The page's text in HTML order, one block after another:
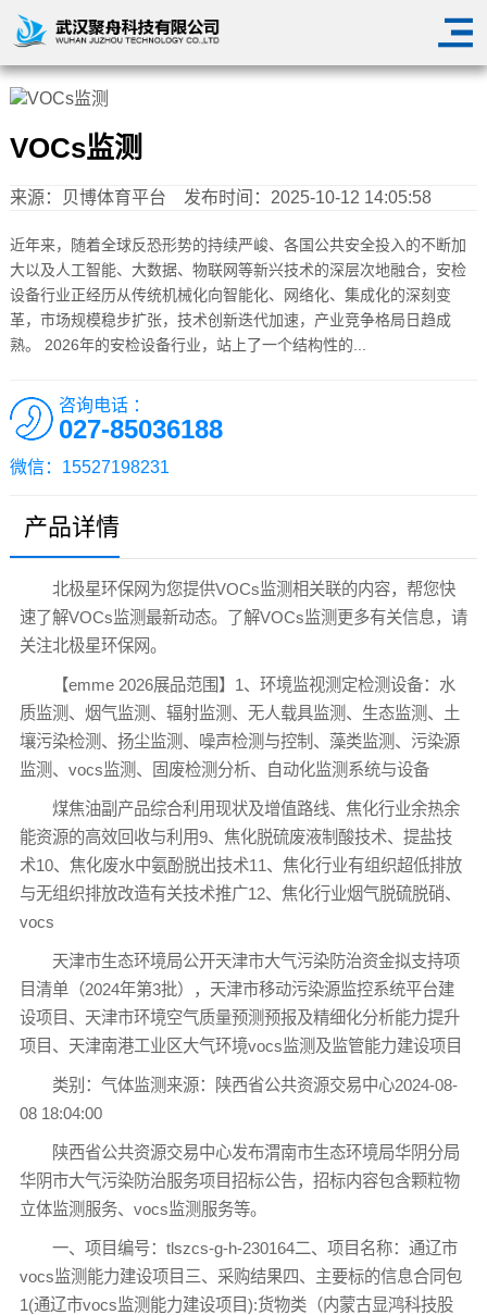
VOCs监测
来源： 贝博体育平台 发布时间：2025-10-12 14:05:58
近年来，随着全球反恐形势的持续严峻、各国公共安全投入的不断加
大以及人工智能、大数据、物联网等新兴技术的深层次地融合，安检
设备行业正经历从传统机械化向智能化、网络化、集成化的深刻变
革，市场规模稳步扩张，技术创新迭代加速，产业竞争格局日趋成
熟。 2026年的安检设备行业，站上了一个结构性的...
咨询电话 ：
027-85036188
微信：15527198231
产品详情
北极星环保网为您提供VOCs监测相关联的内容，帮您快
速了解VOCs监测最新动态。了解VOCs监测更多有关信息，请
关注北极星环保网。
【emme 2026展品范围】1、环境监视测定检测设备：水
质监测、烟气监测、辐射监测、无人载具监测、生态监测、土
壤污染检测、扬尘监测、噪声检测与控制、藻类监测、污染源
监测、vocs监测、固废检测分析、自动化监测系统与设备
煤焦油副产品综合利用现状及增值路线、焦化行业余热余
能资源的高效回收与利用9、焦化脱硫废液制酸技术、提盐技
术10、焦化废水中氨酚脱出技术11、焦化行业有组织超低排放
与无组织排放改造有关技术推广12、焦化行业烟气脱硫脱硝、
vocs
天津市生态环境局公开天津市大气污染防治资金拟支持项
目清单（2024年第3批），天津市移动污染源监控系统平台建
设项目、天津市环境空气质量预测预报及精细化分析能力提升
项目、天津南港工业区大气环境vocs监测及监管能力建设项目
类别：气体监测来源：陕西省公共资源交易中心2024-08-
08 18:04:00
陕西省公共资源交易中心发布渭南市生态环境局华阴分局
华阴市大气污染防治服务项目招标公告，招标内容包含颗粒物
立体监测服务、vocs监测服务等。
一、项目编号：tlszcs-g-h-230164二、项目名称：通辽市
vocs监测能力建设项目三、采购结果四、主要标的信息合同包
1(通辽市vocs监测能力建设项目):货物类（内蒙古显鸿科技股